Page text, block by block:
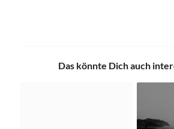
Das könnte Dich auch